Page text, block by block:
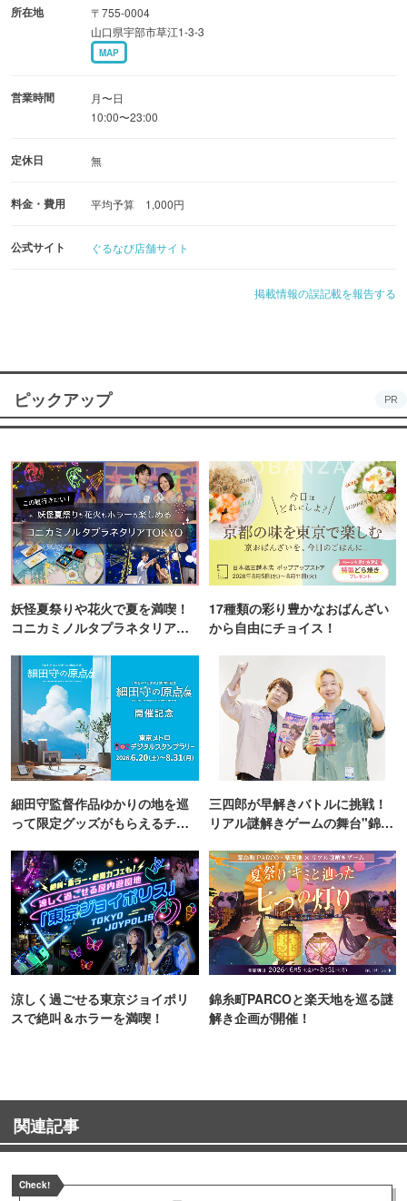
所在地
〒755-0004
山口県宇部市草江1-3-3
MAP
営業時間
月〜日
10:00〜23:00
定休日 無
料金・費用 平均予算 1,000円
公式サイト ぐるなび店舗サイト
掲載情報の誤記載を報告する
ピックアップ PR
妖怪夏祭りや花火で夏を満喫！
コニカミノルタプラネタリア
17種類の彩り豊かなおばんざい
から自由にチョイス！
細田守監督作品ゆかりの地を巡
って限定グッズがもらえるチャ
三四郎が早解きバトルに挑戦！
リアル謎解きゲームの舞台"錦糸
涼しく過ごせる東京ジョイポリ
スで絶叫＆ホラーを満喫！
錦糸町PARCOと楽天地を巡る謎
解き企画が開催！
関連記事
Check!